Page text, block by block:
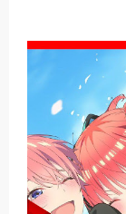
The Case
Cosmic
Made in